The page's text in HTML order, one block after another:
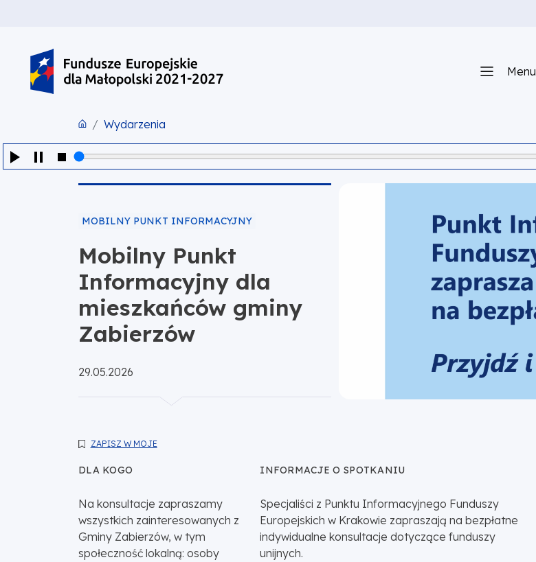
Menu
Wydarzenia
MOBILNY PUNKT INFORMACYJNY
Mobilny Punkt
Informacyjny dla
mieszkańców gminy
Zabierzów
Opublikowano:
29.05.2026
ZAPISZ W MOJE
DLA KOGO
Na konsultacje zapraszamy
wszystkich zainteresowanych z
Gminy Zabierzów, w tym
społeczność lokalną: osoby
INFORMACJE O SPOTKANIU
Specjaliści z Punktu Informacyjnego Funduszy
Europejskich w Krakowie zapraszają na bezpłatne
indywidualne konsultacje dotyczące funduszy
unijnych.